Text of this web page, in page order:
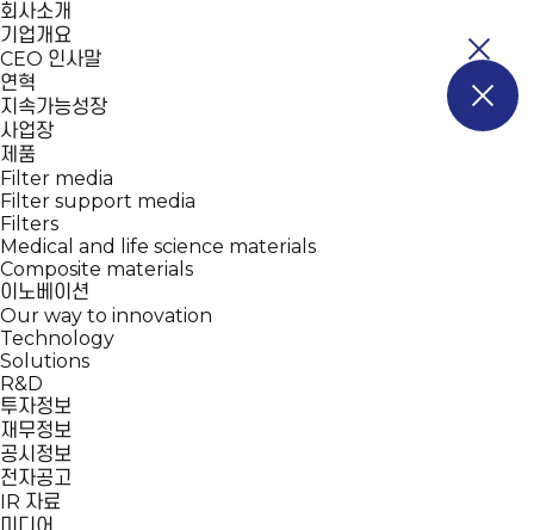
회사소개
기업개요
CEO 인사말
연혁
지속가능성장
사업장
제품
Filter media
Filter support media
Filters
Medical and life science materials
Composite materials
이노베이션
Our way to innovation
Technology
Solutions
R&D
투자정보
재무정보
공시정보
전자공고
IR 자료